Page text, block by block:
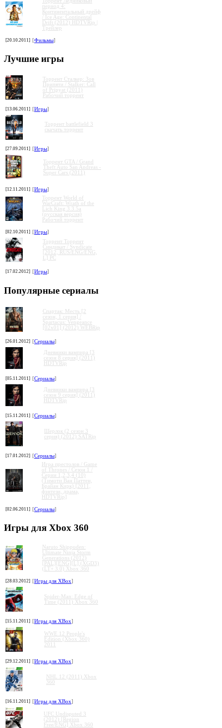
период 4:
Континентальный дрейф
/ Ice Age: Continental
Drift (2012) HDTVRip |
Трейлер
[20.10.2011] [Фильмы]
Лучшие игры
Торрент Сталкер: Зов
Припяти / Stalker: Call
of Pripyat (2011)
Рабочий торрент
[13.06.2011] [Игры]
Торрент battlefield 3
скачать торрент
[27.09.2011] [Игры]
Торрент GTA / Grand
Theft Auto San Andreas -
Super Cars (2011)
[12.11.2011] [Игры]
Торрент World of
WarCraft: Wrath of the
Lich King 3.3.5a
(русская версия)
Рабочий торрент
[02.10.2011] [Игры]
Торрент Торрент
Cиндикат / Syndicate
[2012, RUS/ENG/ENG,
L] PC
[17.02.2012] [Игры]
Популярные сериалы
Спартак: Месть [2
сезон, 1 серия] /
Spartacus: Vengeance
[02x01] (2012) WEBRip
[26.01.2012] [Сериалы]
Дневники вампира [3
сезон 8 серия] (2011)
HDTVRip
[05.11.2011] [Сериалы]
Дневники вампира [3
сезон 9 серия] (2011)
HDTVRip
[15.11.2011] [Сериалы]
Шерлок (2 сезон 3
серия) (2012) SATRip
[17.01.2012] [Сериалы]
Игра престолов / Game
of Thrones / Сезон 1 /
Серии 1,2,3,4 (10)
(Тимоти Ван Паттен,
Брайан Кирк) [2011,
фэнтези, драма,
HDTVRip]
[02.06.2011] [Сериалы]
Игры для Xbox 360
Naruto Shippuden:
Ultimate Ninja Storm
Generations (2012)
[PAL][ENG][L] (XGD3)
(LT+ 3.0) Xbox 360
[28.03.2012] [Игры для XBox]
Spider-Man: Edge of
Time (2011) Xbox 360
[15.11.2011] [Игры для XBox]
WWE 12 People's
Edition (Xbox 360)
2011
[29.12.2011] [Игры для XBox]
NHL 12 (2011) Xbox
360
[16.11.2011] [Игры для XBox]
UFC Undisputed 3
(2012) [Region
Free/ENG] Xbox 360
»